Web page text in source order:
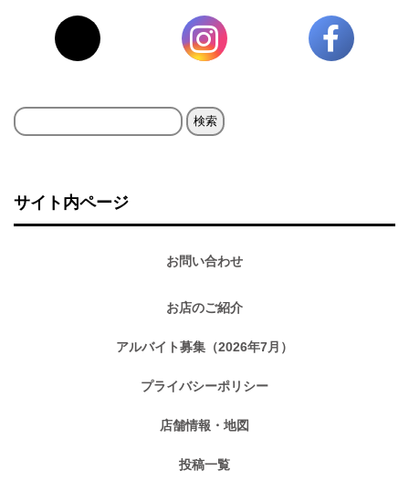
検
サイト内ページ
お問い合わせ
お店のご紹介
アルバイト募集（2026年7月）
プライバシーポリシー
店舗情報・地図
投稿一覧